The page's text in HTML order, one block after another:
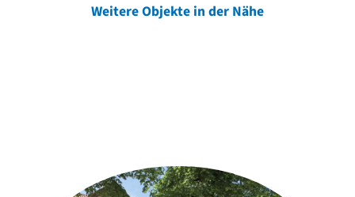
Weitere Objekte in der Nähe